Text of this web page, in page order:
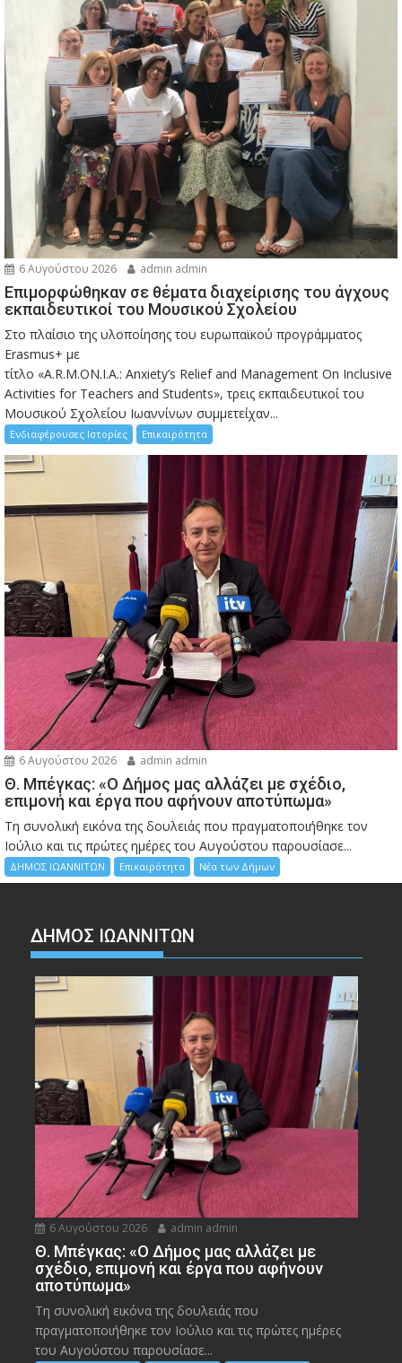
6 Αυγούστου 2026 admin admin
Eπιμορφώθηκαν σε θέματα διαχείρισης του άγχους
εκπαιδευτικοί του Μουσικού Σχολείου
Στο πλαίσιο της υλοποίησης του ευρωπαϊκού προγράμματος
Erasmus+ με
τίτλο «A.R.M.ON.I.A.: Anxiety’s Relief and Management On Inclusive
Activities for Teachers and Students», τρεις εκπαιδευτικοί του
Μουσικού Σχολείου Ιωαννίνων συμμετείχαν...
Ενδιαφέρουσες Ιστορίες Επικαιρότητα
6 Αυγούστου 2026 admin admin
Θ. Μπέγκας: «Ο Δήμος μας αλλάζει με σχέδιο,
επιμονή και έργα που αφήνουν αποτύπωμα»
Τη συνολική εικόνα της δουλειάς που πραγματοποιήθηκε τον
Ιούλιο και τις πρώτες ημέρες του Αυγούστου παρουσίασε...
ΔΗΜΟΣ ΙΩΑΝΝΙΤΩΝ Επικαιρότητα Νέα των Δήμων
ΔΗΜΟΣ ΙΩΑΝΝΙΤΩΝ
6 Αυγούστου 2026 admin admin
Θ. Μπέγκας: «Ο Δήμος μας αλλάζει με
σχέδιο, επιμονή και έργα που αφήνουν
αποτύπωμα»
Τη συνολική εικόνα της δουλειάς που
πραγματοποιήθηκε τον Ιούλιο και τις πρώτες ημέρες
του Αυγούστου παρουσίασε...